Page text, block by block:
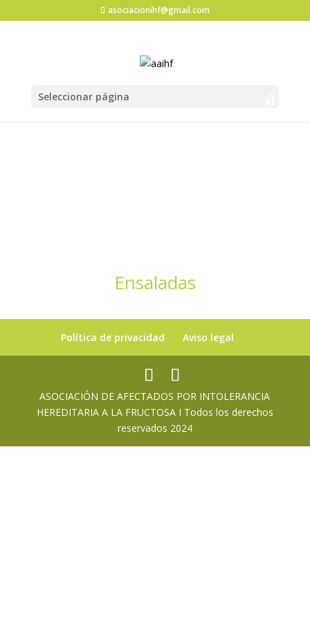
asociacionihf@gmail.com
Seleccionar página
Ensaladas
Política de privacidad Aviso legal
ASOCIACIÓN DE AFECTADOS POR INTOLERANCIA
HEREDITARIA A LA FRUCTOSA I Todos los derechos
reservados 2024